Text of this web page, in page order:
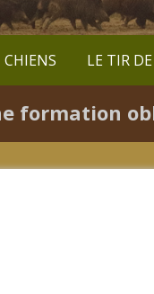
CHIENS LE TIR
formation